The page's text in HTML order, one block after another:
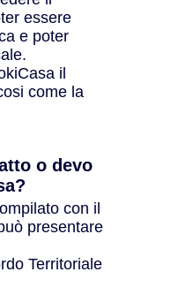
essere
e poter
il
come la
o devo
con il
presentare
Territoriale